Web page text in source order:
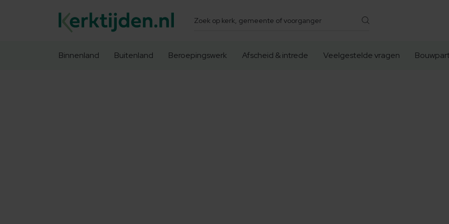
Zoeken
Binnenland Buitenland Beroepingswerk Afscheid & intrede Veelgestelde vragen